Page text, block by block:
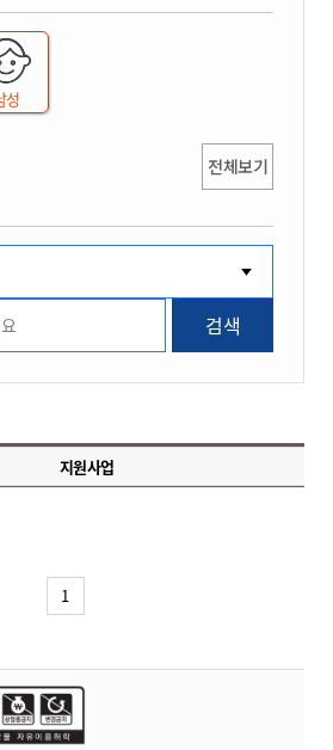
성
전체보기
검색
지원사업
1